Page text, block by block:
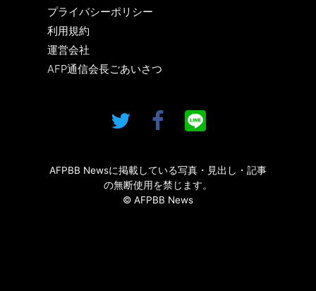
プライバシーポリシー
利用規約
運営会社
AFP通信会長ごあいさつ
AFPBB Newsに掲載している写真・見出し・記事
の無断使用を禁じます。
© AFPBB News